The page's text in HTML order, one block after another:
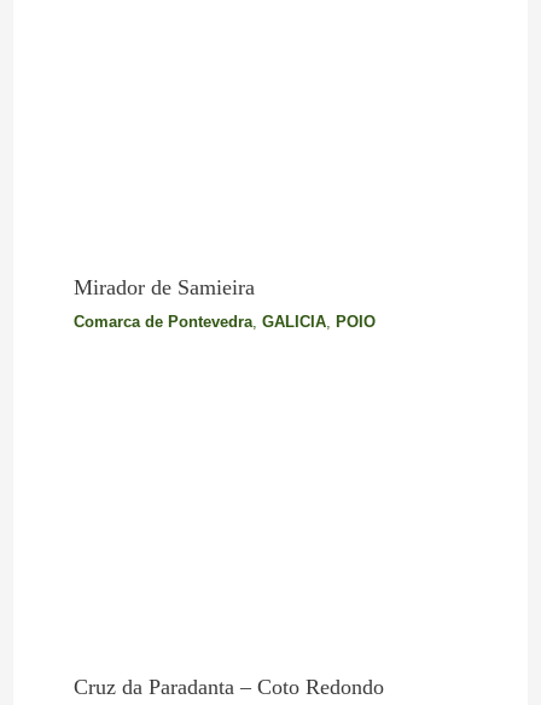
Mirador de Samieira
Comarca de Pontevedra, GALICIA, POIO
Cruz da Paradanta – Coto Redondo